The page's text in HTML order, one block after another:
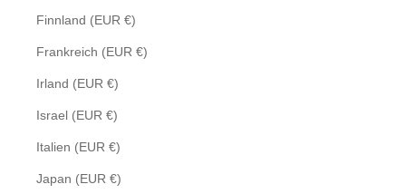
Finnland (EUR €)
Frankreich (EUR €)
Irland (EUR €)
Israel (EUR €)
Italien (EUR €)
Japan (EUR €)